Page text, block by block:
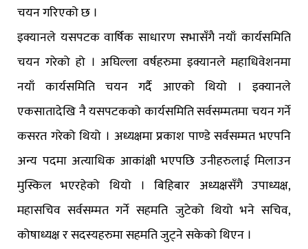
चयन गरिएको छ ।
इक्यानले यसपटक वार्षिक साधारण सभासँगै नयाँ कार्यसमिति
चयन गरेको हो । अघिल्ला वर्षहरुमा इक्यानले महाधिवेशनमा
नयाँ कार्यसमिति चयन गर्दै आएको थियो । इक्यानले
एकसातादेखि नै यसपटकको कार्यसमिति सर्वसम्मतमा चयन गर्ने
कसरत गरेको थियो । अध्यक्षमा प्रकाश पाण्डे सर्वसम्मत भएपनि
अन्य पदमा अत्याधिक आकांक्षी भएपछि उनीहरुलाई मिलाउन
मुस्किल भएरहेको थियो । बिहिबार अध्यक्षसँगै उपाध्यक्ष,
महासचिव सर्वसम्मत गर्ने सहमति जुटेको थियो भने सचिव,
कोषाध्यक्ष र सदस्यहरुमा सहमति जुट्ने सकेको थिएन ।